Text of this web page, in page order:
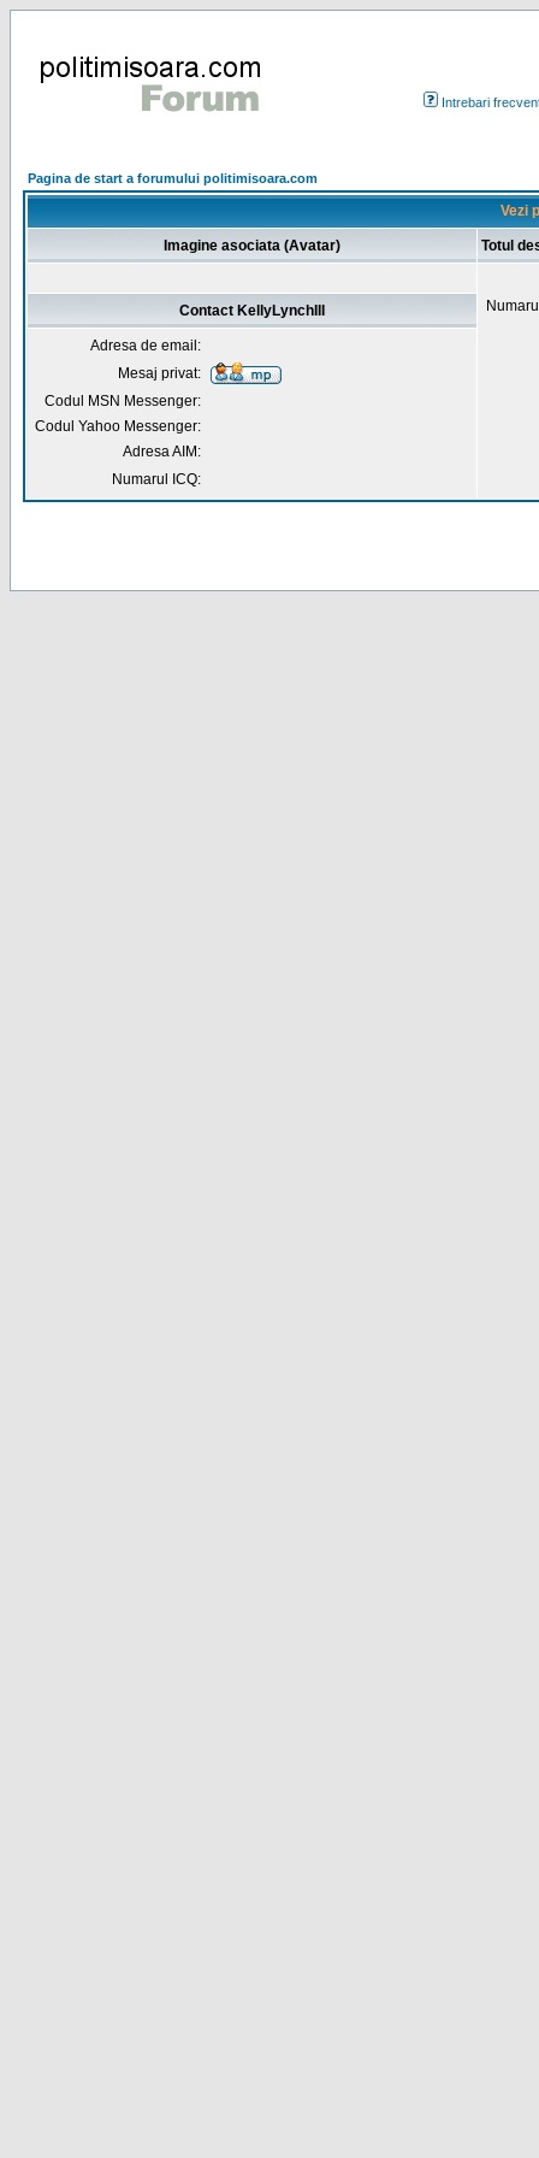
Intrebari
Pagina de start a forumului politimisoara.com
Vezi
Imagine asociata (Avatar) Totul
Contact KellyLynchIII
Adresa de email:
Mesaj privat:
Codul MSN Messenger:
Codul Yahoo Messenger:
Adresa AIM:
Numarul ICQ: